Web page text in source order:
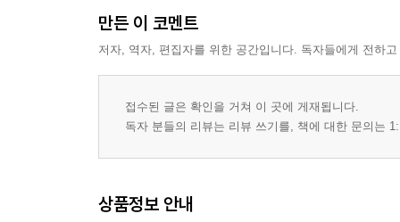
만든 이 코멘트
저자, 역자, 편집자를 위한 공간입니다. 독자들에게 전하
접수된 글은 확인을 거쳐 이 곳에 게재됩니다.
독자 분들의 리뷰는 리뷰 쓰기를, 책에 대한 문의는
상품정보 안내